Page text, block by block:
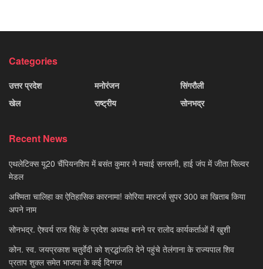
Categories
उत्तर प्रदेश
खेल
मनोरंजन
राष्ट्रीय
सिंगरौली
सोनभद्र
Recent News
एथलेटिक्स यू20 चैंपियनशिप में बसंत कुमार ने मचाई सनसनी, हाई जंप में जीता सिल्वर
मेडल
अश्मिता चालिहा का ऐतिहासिक कारनामा! कोरिया मास्टर्स सुपर 300 का खिताब किया
अपने नाम
सोनभद्र. ऐश्वर्य राज सिंह के प्रदेश अध्यक्ष बनने पर रालोद कार्यकर्ताओं में खुशी
कोन. स्व. जयप्रकाश चतुर्वेदी को श्रद्धांजलि देने पहुंचे तेलंगाना के राज्यपाल शिव
प्रताप शुक्ल समेत भाजपा के कई दिग्गज